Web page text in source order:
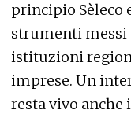
principio Sèleco
strumenti messi
istituzioni
imprese. Un
resta vivo